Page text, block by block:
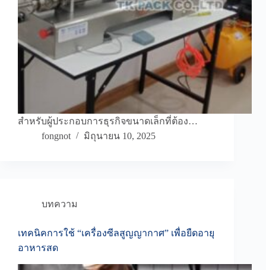
สำหรับผู้ประกอบการธุรกิจขนาดเล็กที่ต้อง…
fongnot
มิถุนายน 10, 2025
บทความ
เทคนิคการใช้ “เครื่องซีลสูญญากาศ” เพื่อยืดอายุ
อาหารสด